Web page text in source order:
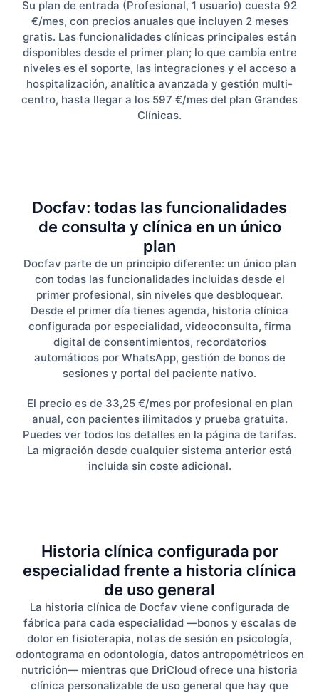
Su plan de entrada (Profesional, 1 usuario) cuesta 92
€/mes, con precios anuales que incluyen 2 meses
gratis. Las funcionalidades clínicas principales están
disponibles desde el primer plan; lo que cambia entre
niveles es el soporte, las integraciones y el acceso a
hospitalización, analítica avanzada y gestión multi-
centro, hasta llegar a los 597 €/mes del plan Grandes
Clínicas.
Docfav: todas las funcionalidades
de consulta y clínica en un único
plan
Docfav parte de un principio diferente: un único plan
con todas las funcionalidades incluidas desde el
primer profesional, sin niveles que desbloquear.
Desde el primer día tienes agenda, historia clínica
configurada por especialidad, videoconsulta, firma
digital de consentimientos, recordatorios
automáticos por WhatsApp, gestión de bonos de
sesiones y portal del paciente nativo.
El precio es de 33,25 €/mes por profesional en plan
anual, con pacientes ilimitados y prueba gratuita.
Puedes ver todos los detalles en la página de tarifas.
La migración desde cualquier sistema anterior está
incluida sin coste adicional.
Historia clínica configurada por
especialidad frente a historia clínica
de uso general
La historia clínica de Docfav viene configurada de
fábrica para cada especialidad —bonos y escalas de
dolor en fisioterapia, notas de sesión en psicología,
odontograma en odontología, datos antropométricos en
nutrición— mientras que DriCloud ofrece una historia
clínica personalizable de uso general que hay que